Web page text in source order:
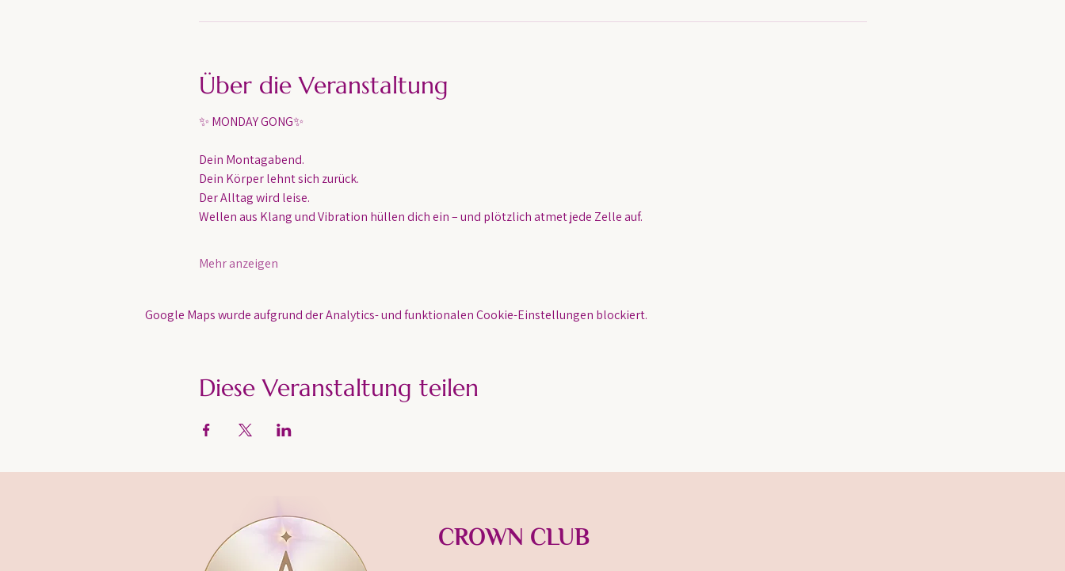
Über die Veranstaltung
✨ MONDAY GONG✨
Dein Montagabend.
Dein Körper lehnt sich zurück.
Der Alltag wird leise.
Wellen aus Klang und Vibration hüllen dich ein – und plötzlich atmet jede Zelle auf.
Mehr anzeigen
Google Maps wurde aufgrund der Analytics- und funktionalen Cookie-Einstellungen blockiert.
Diese Veranstaltung teilen
CROWN CLUB